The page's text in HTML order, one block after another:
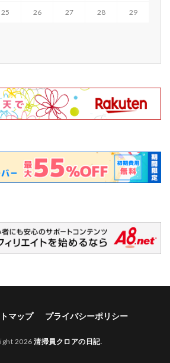
25 26 27 28 29
マップ プライバシーポリシー
2026清掃員クロアの日記.